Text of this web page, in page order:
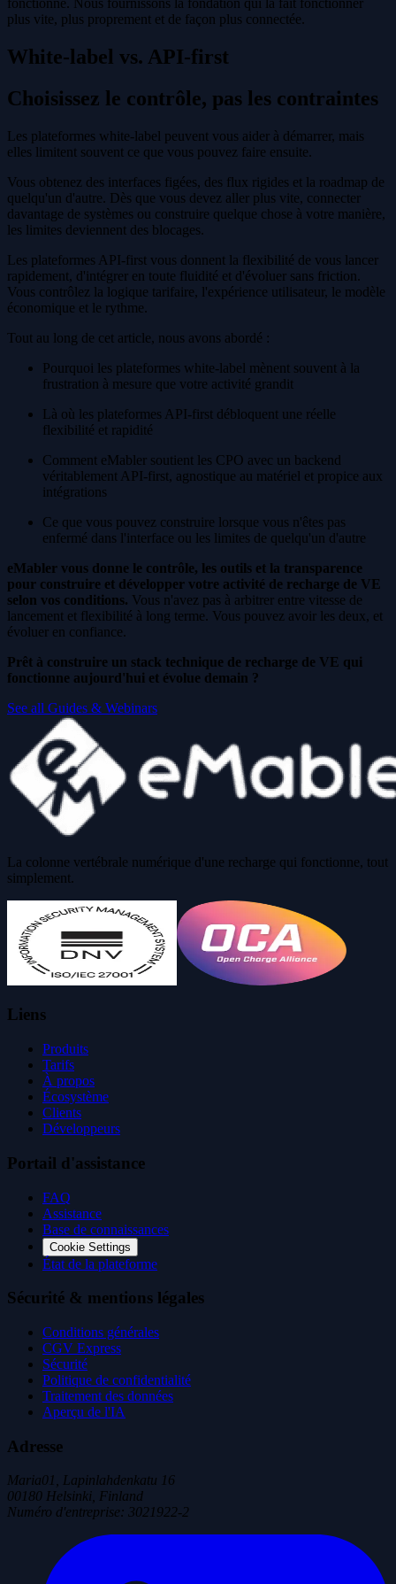
fonctionne. Nous fournissons la fondation qui la fait fonctionner
plus vite, plus proprement et de façon plus connectée.
White-label vs. API-first
Choisissez le contrôle, pas les contraintes
Les plateformes white-label peuvent vous aider à démarrer, mais
elles limitent souvent ce que vous pouvez faire ensuite.
Vous obtenez des interfaces figées, des flux rigides et la roadmap de
quelqu'un d'autre. Dès que vous devez aller plus vite, connecter
davantage de systèmes ou construire quelque chose à votre manière,
les limites deviennent des blocages.
Les plateformes API-first vous donnent la flexibilité de vous lancer
rapidement, d'intégrer en toute fluidité et d'évoluer sans friction.
Vous contrôlez la logique tarifaire, l'expérience utilisateur, le modèle
économique et le rythme.
Tout au long de cet article, nous avons abordé :
Pourquoi les plateformes white-label mènent souvent à la
frustration à mesure que votre activité grandit
Là où les plateformes API-first débloquent une réelle
flexibilité et rapidité
Comment eMabler soutient les CPO avec un backend
véritablement API-first, agnostique au matériel et propice aux
intégrations
Ce que vous pouvez construire lorsque vous n'êtes pas
enfermé dans l'interface ou les limites de quelqu'un d'autre
eMabler vous donne le contrôle, les outils et la transparence
pour construire et développer votre activité de recharge de VE
selon vos conditions. Vous n'avez pas à arbitrer entre vitesse de
lancement et flexibilité à long terme. Vous pouvez avoir les deux, et
évoluer en confiance.
Prêt à construire un stack technique de recharge de VE qui
fonctionne aujourd'hui et évolue demain ?
See all Guides & Webinars
La colonne vertébrale numérique d'une recharge qui fonctionne, tout
simplement.
Liens
Produits
Tarifs
À propos
Écosystème
Clients
Développeurs
Portail d'assistance
FAQ
Assistance
Base de connaissances
Cookie Settings
État de la plateforme
Sécurité & mentions légales
Conditions générales
CGV Express
Sécurité
Politique de confidentialité
Traitement des données
Aperçu de l'IA
Adresse
Maria01, Lapinlahdenkatu 16
00180 Helsinki, Finland
Numéro d'entreprise: 3021922-2